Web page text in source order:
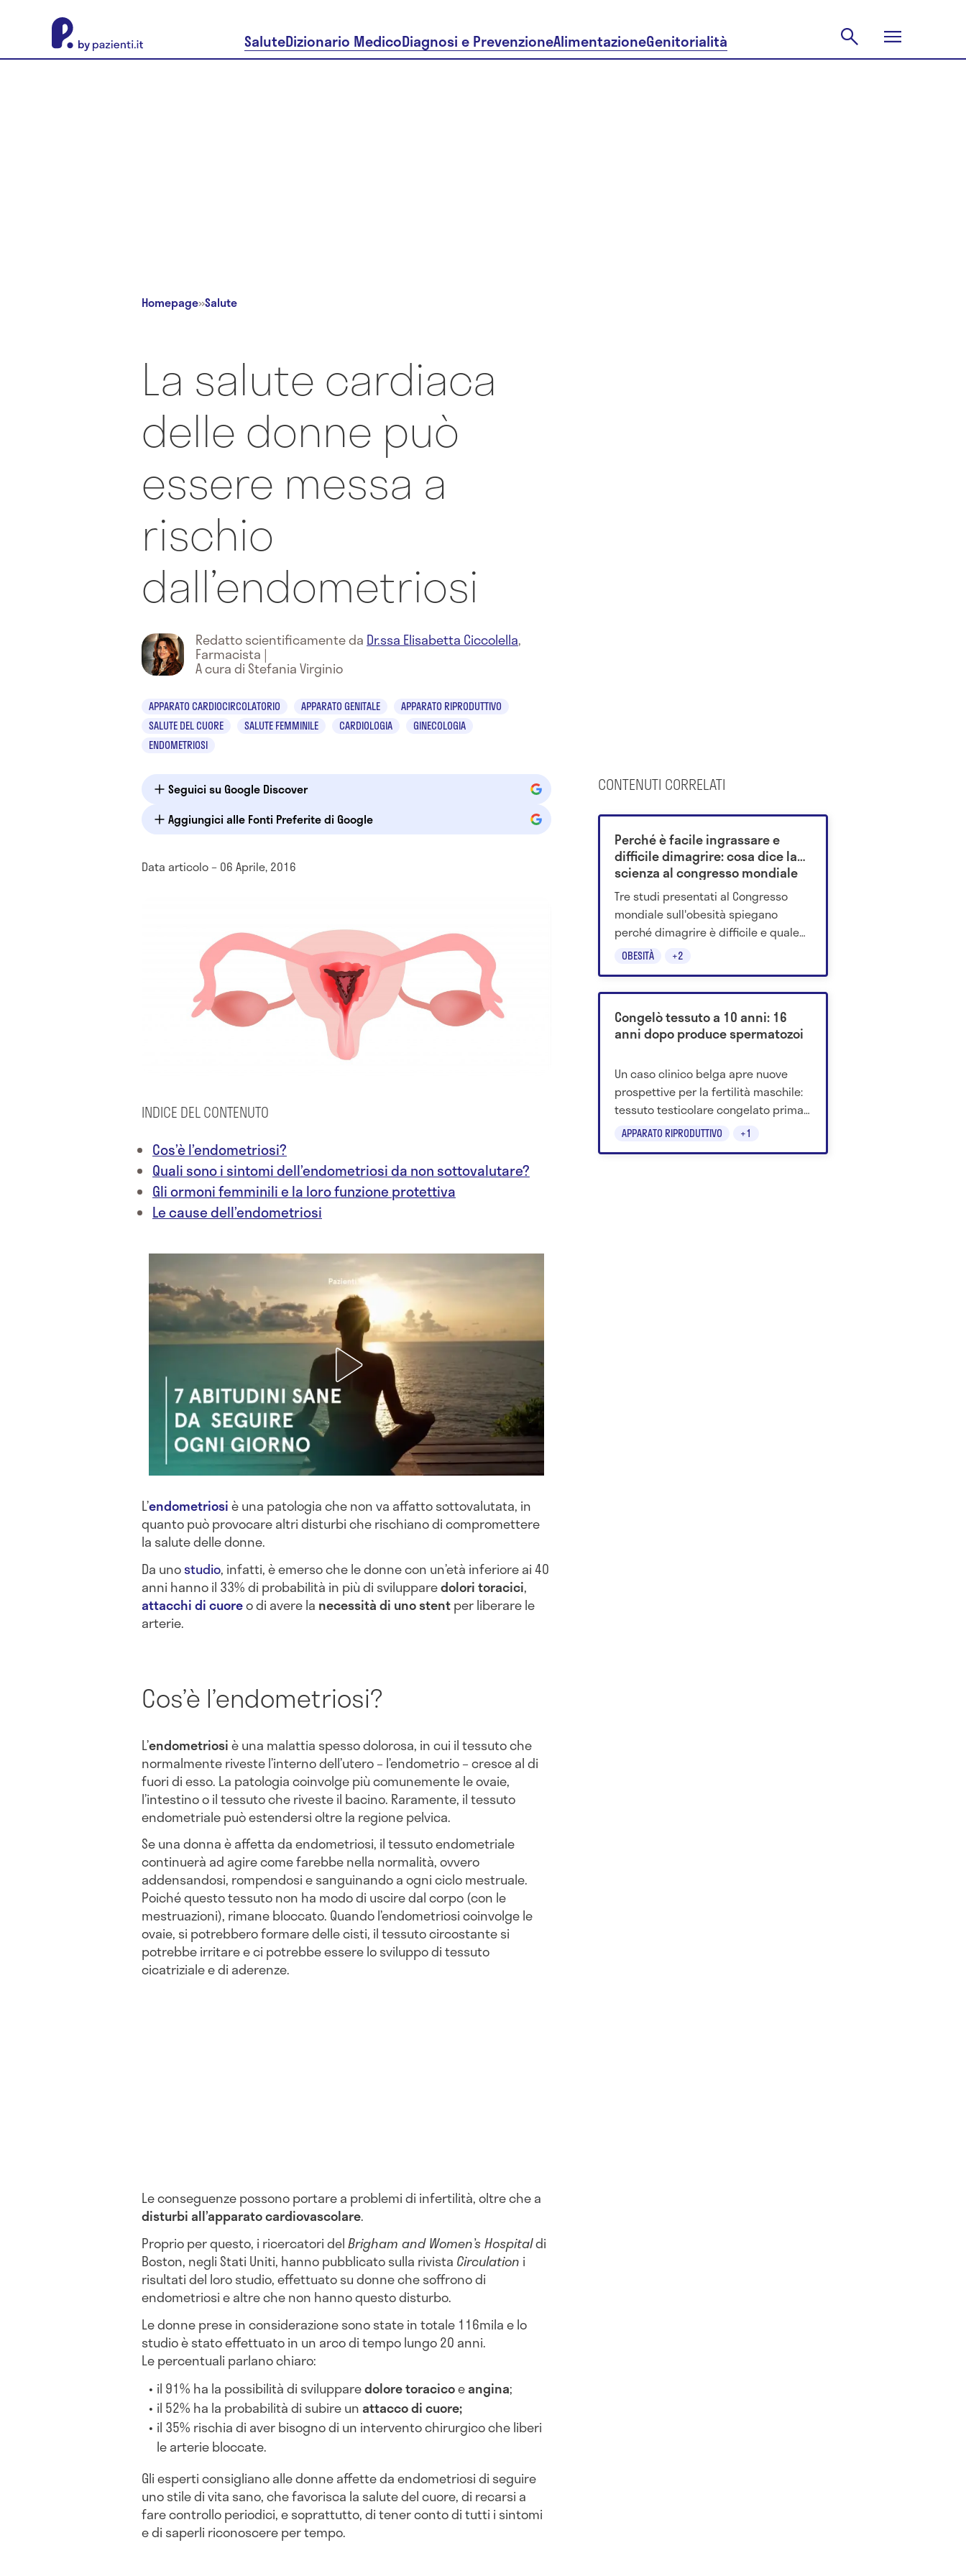
SaluteDizionario MedicoDiagnosi e PrevenzioneAlimentazioneGenitorialità
Homepage»Salute
La salute cardiaca
delle donne può
essere messa a
rischio
dall’endometriosi
Redatto scientificamente da Dr.ssa Elisabetta Ciccolella,
Farmacista |
A cura di Stefania Virginio
APPARATO CARDIOCIRCOLATORIO APPARATO GENITALE
APPARATO RIPRODUTTIVO
SALUTE DEL CUORE
SALUTE FEMMINILE CARDIOLOGIA
GINECOLOGIA
ENDOMETRIOSI
Seguici su Google Discover
Aggiungici alle Fonti Preferite di Google
Data articolo – 06 Aprile, 2016
INDICE DEL CONTENUTO
Cos’è l’endometriosi?
Quali sono i sintomi dell’endometriosi da non sottovalutare?
Gli ormoni femminili e la loro funzione protettiva
Le cause dell’endometriosi
L’endometriosiè una patologia che non va affatto sottovalutata, in
quanto può provocare altri disturbi che rischiano di compromettere
la salute delle donne.
Da unostudio, infatti, è emerso che le donne con un’età inferiore ai 40
anni hanno il 33% di probabilità in più di svilupparedolori toracici,
attacchi di cuoreo di avere la necessità di uno stentper liberare le
arterie.
Cos’è l’endometriosi?
L’endometriosiè una malattia spesso dolorosa, in cui il tessuto che
normalmente riveste l’interno dell’utero – l’endometrio – cresce al di
fuori di esso. La patologia coinvolge più comunemente le ovaie,
l’intestino o il tessuto che riveste il bacino. Raramente, il tessuto
endometriale può estendersi oltre la regione pelvica.
Se una donna è affetta da endometriosi, il tessuto endometriale
continuerà ad agire come farebbe nella normalità, ovvero
addensandosi, rompendosi e sanguinando a ogni ciclo mestruale.
Poiché questo tessuto non ha modo di uscire dal corpo (con le
mestruazioni), rimane bloccato. Quando l’endometriosi coinvolge le
ovaie, si potrebbero formare delle cisti, il tessuto circostante si
potrebbe irritare e ci potrebbe essere lo sviluppo di tessuto
cicatriziale e di aderenze.
Le conseguenze possono portare a problemi di infertilità, oltre che a
disturbi all’apparato cardiovascolare.
Proprio per questo, i ricercatori delBrigham and Women’s Hospitaldi
Boston, negli Stati Uniti, hanno pubblicato sulla rivista Circulation i
risultati del loro studio, effettuato su donne che soffrono di
endometriosi e altre che non hanno questo disturbo.
Le donne prese in considerazione sono state in totale 116mila e lo
studio è stato effettuato in un arco di tempo lungo 20 anni.
Le percentuali parlano chiaro:
il 91% ha la possibilità di svilupparedoloretoracicoeangina;
il 52% ha la probabilità di subire unattaccodicuore;
il 35% rischia di aver bisogno di un intervento chirurgico che liberi
le arterie bloccate.
Gli esperti consigliano alle donne affette da endometriosi di seguire
uno stile di vita sano, che favorisca la salute del cuore, di recarsi a
fare controllo periodici, e soprattutto, di tener conto di tutti i sintomi
e di saperli riconoscere per tempo.
CONTENUTI CORRELATI
OBESITÀ +2
Perché è facile ingrassare e
difficile dimagrire: cosa dice la
scienza al congresso mondiale
sull'obesità
Tre studi presentati al Congresso
mondiale sull'obesità spiegano
perché dimagrire è difficile e quale
ruolo hanno gli alimenti ultra-
APPARATO RIPRODUTTIVO +1
Congelò tessuto a 10 anni: 16
anni dopo produce spermatozoi
Un caso clinico belga apre nuove
prospettive per la fertilità maschile:
tessuto testicolare congelato prima
di una terapia oncologica ha ripreso